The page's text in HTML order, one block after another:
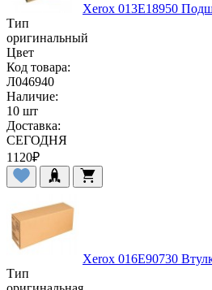
Xerox 013E18950
Тип
оригинальный
Цвет
Код товара:
Л046940
Наличие:
10 шт
Доставка:
СЕГОДНЯ
1120₽
Xerox 016E90730
Тип